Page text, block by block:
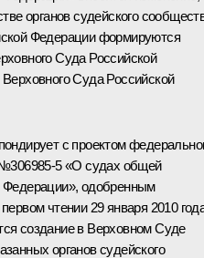
органов судейского
Федерации формируются
Суда Российской
Суда Российской
с проектом
№306985-5 «О судах общей
Федерации», одобренным
чтении 29 января 2010
создание в Верховном Суде
органов судейского